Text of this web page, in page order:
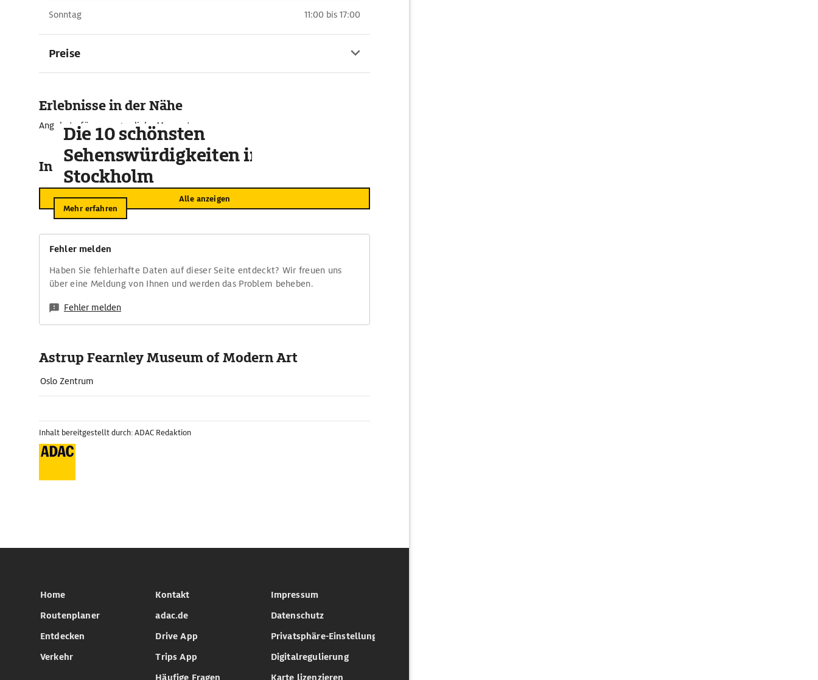
Sonntag 11:00 bis 17:00
Preise
Erlebnisse in der Nähe
Angebote für unvergessliche Momente
In der Umgebung
Alle anzeigen
Die 10 schönsten
Sehenswürdigkeiten in
Stockholm
Mehr erfahren
Fehler melden
Haben Sie fehlerhafte Daten auf dieser Seite entdeckt? Wir freuen uns
über eine Meldung von Ihnen und werden das Problem beheben.
Fehler melden
Astrup Fearnley Museum of Modern Art
Oslo Zentrum
Inhalt bereitgestellt durch: ADAC Redaktion
Home
Routenplaner
Entdecken
Verkehr
Kontakt
adac.de
Drive App
Trips App
Häufige Fragen
Impressum
Datenschutz
Privatsphäre-Einstellungen
Digitalregulierung
Karte lizenzieren